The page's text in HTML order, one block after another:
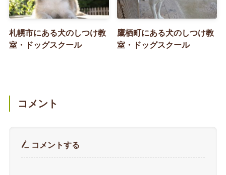
札幌市にある犬のしつけ教
室・ドッグスクール
鷹栖町にある犬のしつけ教
室・ドッグスクール
コメント
コメントする